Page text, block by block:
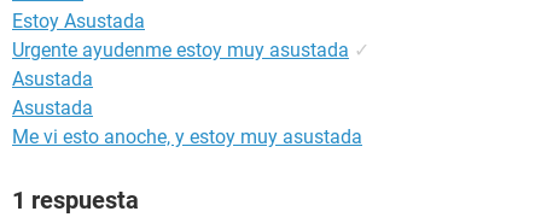
Estoy Asustada
Urgente ayudenme estoy muy asustada ✓
Asustada
Asustada
Me vi esto anoche, y estoy muy asustada
1 respuesta